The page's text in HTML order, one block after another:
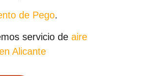
de Pego.
servicio de aire
Alicante